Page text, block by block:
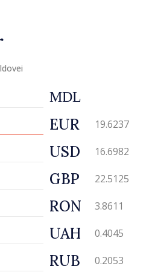
MDL
EUR 19.6237
USD 16.6982
GBP 22.5125
RON 3.8611
UAH 0.4045
RUB 0.2053